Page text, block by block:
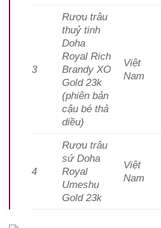
3
Rượu trâu
thuỷ tinh
Doha
Royal Rich
Brandy XO
Gold 23k
(phiên bản
cậu bé thả
diều)
Việt
Nam
4
Rượu trâu
sứ Doha
Royal
Umeshu
Gold 23k
Việt
Nam